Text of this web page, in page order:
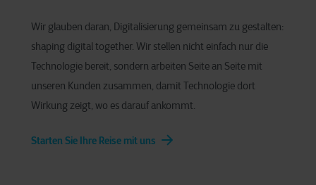
Wir glauben daran, Digitalisierung gemeinsam zu gestalten:
shaping digital together. Wir stellen nicht einfach nur die
Technologie bereit, sondern arbeiten Seite an Seite mit
unseren Kunden zusammen, damit Technologie dort
Wirkung zeigt, wo es darauf ankommt.
Starten Sie Ihre Reise mit uns